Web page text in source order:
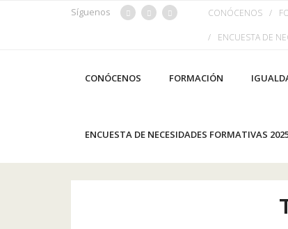
Síguenos CONÓCENOS
ENCUESTA DE
CONÓCENOS FORMACIÓN
ENCUESTA DE NECESIDADES FORMATIVAS